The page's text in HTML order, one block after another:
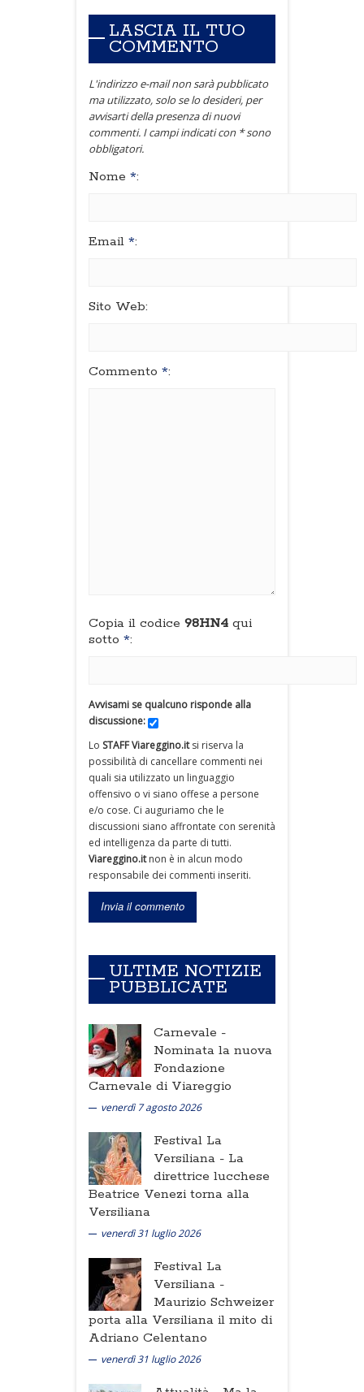
LASCIA IL TUO
COMMENTO
L'indirizzo e-mail non sarà pubblicato
ma utilizzato, solo se lo desideri, per
avvisarti della presenza di nuovi
commenti. I campi indicati con * sono
obbligatori.
Nome *:
Email *:
Sito Web:
Commento *:
Copia il codice 98HN4 qui
sotto *:
Avvisami se qualcuno risponde alla
discussione:
Lo STAFF Viareggino.itsi riserva la
possibilità di cancellare commenti nei
quali sia utilizzato un linguaggio
offensivo o vi siano offese a persone
e/o cose. Ci auguriamo che le
discussioni siano affrontate con serenità
ed intelligenza da parte di tutti.
Viareggino.itnon è in alcun modo
responsabile dei commenti inseriti.
ULTIME NOTIZIE
PUBBLICATE
Carnevale -
Nominata la nuova
Fondazione
Carnevale di Viareggio
venerdì 7 agosto 2026
Festival La
Versiliana - La
direttrice lucchese
Beatrice Venezi torna alla
Versiliana
venerdì 31 luglio 2026
Festival La
Versiliana -
Maurizio Schweizer
porta alla Versiliana il mito di
Adriano Celentano
venerdì 31 luglio 2026